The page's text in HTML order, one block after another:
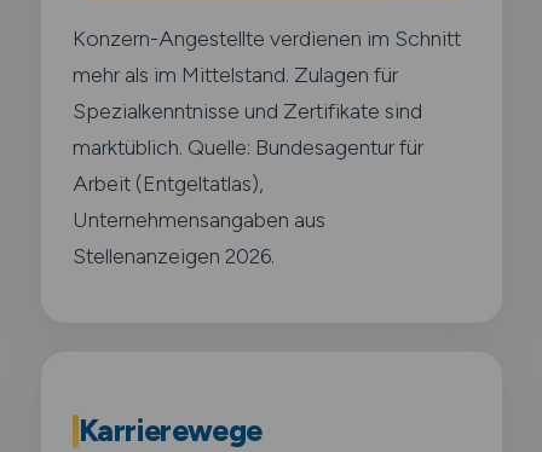
Konzern-Angestellte verdienen im Schnitt
mehr als im Mittelstand. Zulagen für
Spezialkenntnisse und Zertifikate sind
marktüblich. Quelle: Bundesagentur für
Arbeit (Entgeltatlas),
Unternehmensangaben aus
Stellenanzeigen 2026.
Karrierewege